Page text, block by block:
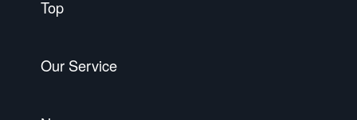
Top
Our Service